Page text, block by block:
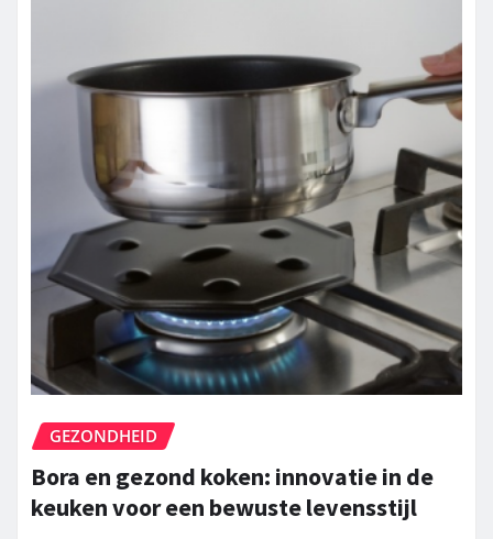
GEZONDHEID
Bora en gezond koken: innovatie in de
keuken voor een bewuste levensstijl